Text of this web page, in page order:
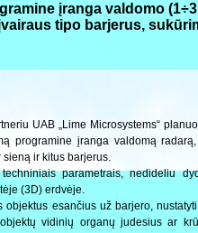
įranga valdomo
tipo barjerus,
UAB „Lime Microsystems“
programine įranga valdomą
ir kitus barjerus.
parametrais, nedideliu
(3D) erdvėje.
esančius už barjero,
vidinių organų judesius ar